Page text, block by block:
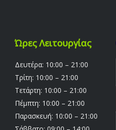
Ώρες Λειτουργίας
Δευτέρα: 10:00 – 21:00
Τρίτη: 10:00 – 21:00
Τετάρτη: 10:00 – 21:00
Πέμπτη: 10:00 – 21:00
Παρασκευή: 10:00 – 21:00